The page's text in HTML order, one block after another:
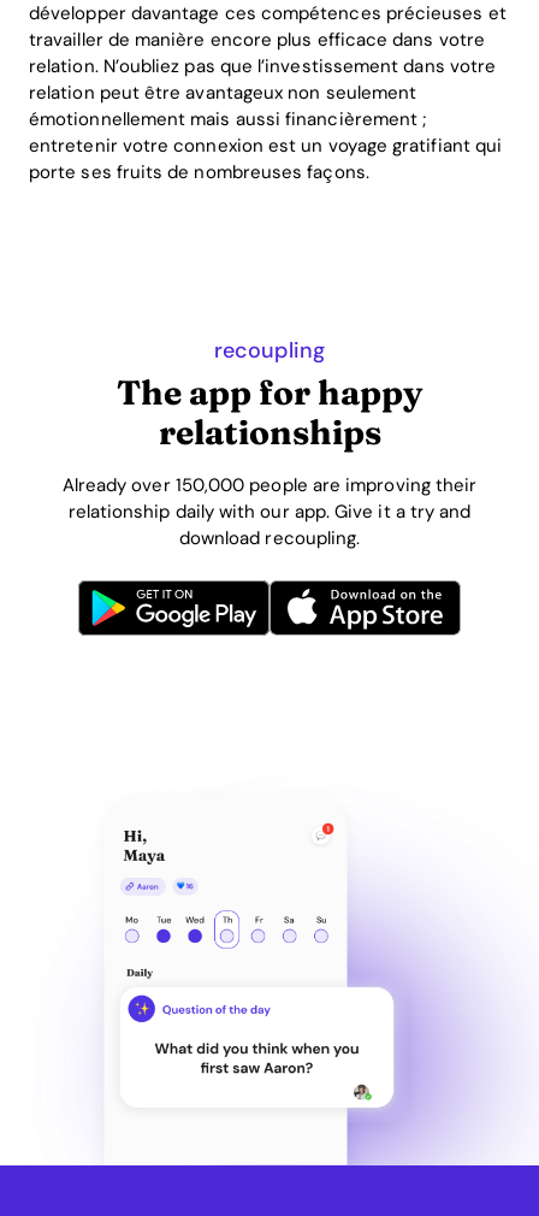
développer davantage ces compétences précieuses et
travailler de manière encore plus efficace dans votre
relation. N’oubliez pas que l’investissement dans votre
relation peut être avantageux non seulement
émotionnellement mais aussi financièrement ;
entretenir votre connexion est un voyage gratifiant qui
porte ses fruits de nombreuses façons.
recoupling
The app for happy
relationships
Already over 150,000 people are improving their
relationship daily with our app. Give it a try and
download recoupling.